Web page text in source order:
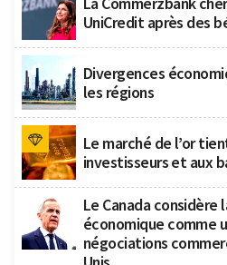
UniCredit après des
Divergences
les régions
Le marché de l’or
investisseurs et aux
Le Canada considère
économique comme
négociations